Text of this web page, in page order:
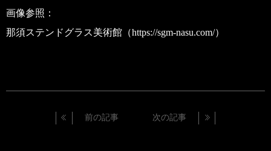
画像参照：
那須ステンドグラス美術館（https://sgm-nasu.com/）
前の記事 次の記事